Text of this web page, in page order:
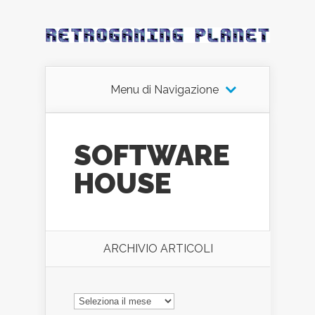
Menu di Navigazione
SOFTWARE
HOUSE
ARCHIVIO ARTICOLI
ARCHIVIO
ARTICOLI